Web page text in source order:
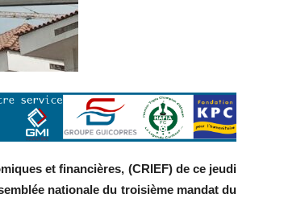
et financières, (CRIEF) de ce jeudi
nationale du troisième mandat du